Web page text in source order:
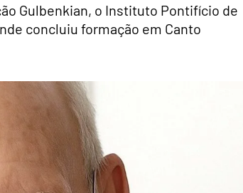
Gulbenkian, o Instituto Pontifício de
concluiu formação em Canto